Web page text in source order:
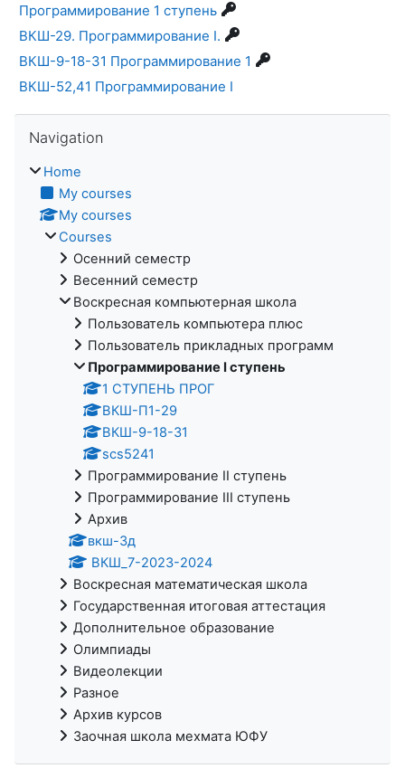
Программирование 1 ступень
ВКШ-29. Программирование I.
ВКШ-9-18-31 Программирование 1
ВКШ-52,41 Программирование I
Navigation
Home
My courses
My courses
Courses
Осенний семестр
Весенний семестр
Воскресная компьютерная школа
Пользователь компьютера плюс
Пользователь прикладных программ
Программирование I ступень
1 СТУПЕНЬ ПРОГ
ВКШ-П1-29
ВКШ-9-18-31
scs5241
Программирование II ступень
Программирование III ступень
Архив
вкш-3д
ВКШ_7-2023-2024
Воскресная математическая школа
Государственная итоговая аттестация
Дополнительное образование
Олимпиады
Видеолекции
Разное
Архив курсов
Заочная школа мехмата ЮФУ